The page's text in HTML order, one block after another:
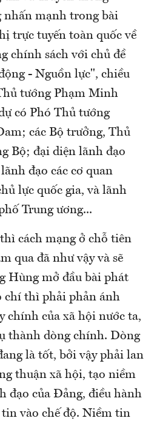
nhấn mạnh trong bài
trực tuyến toàn quốc về
chính sách với chủ đề
- Nguồn lực", chiều
tướng Phạm Minh
có Phó Thủ tướng
các Bộ trưởng, Thủ
Bộ; đại diện lãnh đạo
đạo các cơ quan
lực quốc gia, và lãnh
Trung ương...
cách mạng ở chỗ tiên
qua đã như vậy và sẽ
Hùng mở đầu bài phát
chí thì phải phản ánh
chính của xã hội nước ta,
thành dòng chính. Dòng
là tốt, bởi vậy phải lan
thuận xã hội, tạo niềm
đạo của Đảng, điều hành
vào chế độ. Niềm tin